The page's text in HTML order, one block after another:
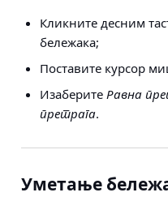
Кликните десним
бележака;
Поставите курсор
Изаберите Равна
претрага.
Уметање